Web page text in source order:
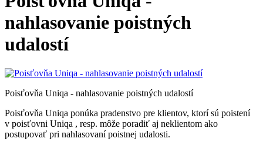
nahlasovanie poistných
udalostí
Poisťovňa Uniqa - nahlasovanie poistných udalostí
Poisťovňa Uniqa ponúka pradenstvo pre klientov, ktorí sú poistení
v poisťovni Uniqa , resp. môže poradiť aj neklientom ako
postupovať pri nahlasovaní poistnej udalosti.